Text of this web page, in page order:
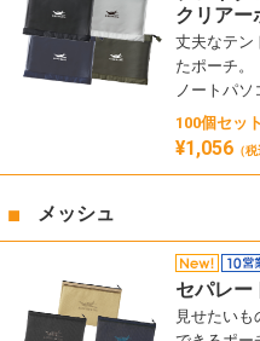
クリアー
丈夫なテン
たポーチ。
ノートパソ
100個セッ
¥1,056 （税
メッシュ
セパレー
見せたいも